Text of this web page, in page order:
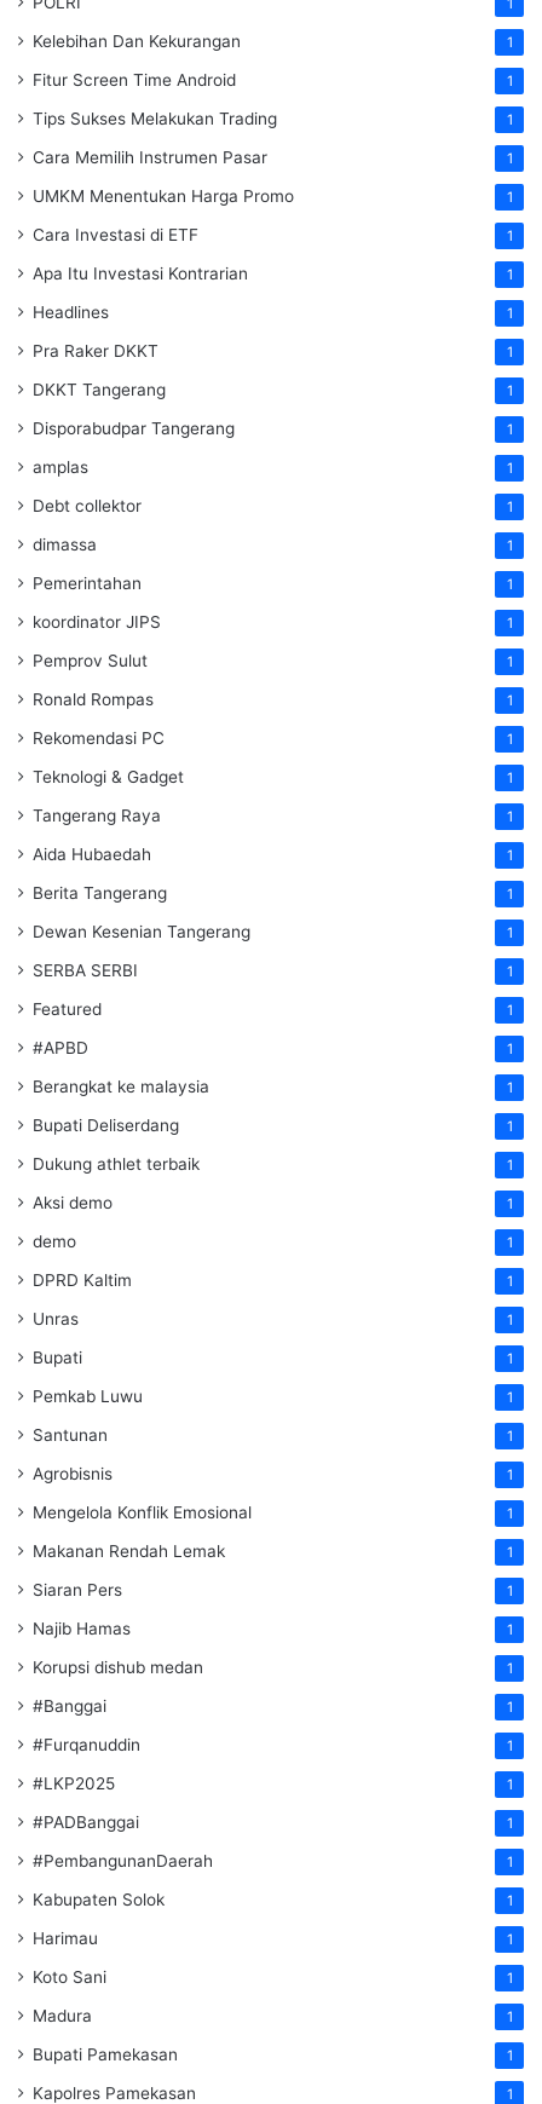
1
Kelebihan Dan Kekurangan 1
Fitur Screen Time Android 1
Tips Sukses Melakukan Trading 1
Cara Memilih Instrumen Pasar 1
UMKM Menentukan Harga Promo 1
Cara Investasi di ETF 1
Apa Itu Investasi Kontrarian 1
Headlines 1
Pra Raker DKKT 1
DKKT Tangerang 1
Disporabudpar Tangerang 1
amplas 1
Debt collektor 1
dimassa 1
Pemerintahan 1
koordinator JIPS 1
Pemprov Sulut 1
Ronald Rompas 1
Rekomendasi PC 1
Teknologi & Gadget 1
Tangerang Raya 1
Aida Hubaedah 1
Berita Tangerang 1
Dewan Kesenian Tangerang 1
SERBA SERBI 1
Featured 1
#APBD 1
Berangkat ke malaysia 1
Bupati Deliserdang 1
Dukung athlet terbaik 1
Aksi demo 1
demo 1
DPRD Kaltim 1
Unras 1
Bupati 1
Pemkab Luwu 1
Santunan 1
Agrobisnis 1
Mengelola Konflik Emosional 1
Makanan Rendah Lemak 1
Siaran Pers 1
Najib Hamas 1
Korupsi dishub medan 1
#Banggai 1
#Furqanuddin 1
#LKP2025 1
#PADBanggai 1
#PembangunanDaerah 1
Kabupaten Solok 1
Harimau 1
Koto Sani 1
Madura 1
Bupati Pamekasan 1
Kapolres Pamekasan 1